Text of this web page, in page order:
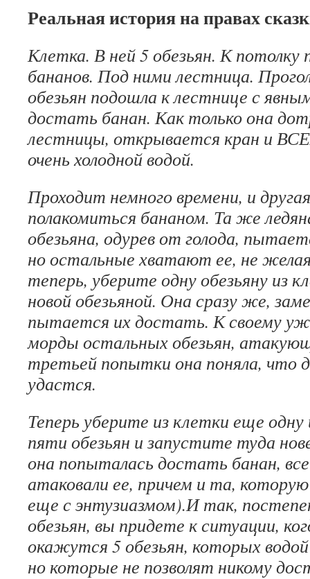
Реальная история на правах
Клетка. В ней 5 обезьян. К потолку
бананов. Под ними лестница.
обезьян подошла к лестнице с
достать банан. Как только она
лестницы, открывается кран и
очень холодной водой.
Проходит немного времени, и
полакомиться бананом. Та же
обезьяна, одурев от голода,
но остальные хватают ее, не
теперь, уберите одну обезьяну из
новой обезьяной. Она сразу же,
пытается их достать. К своему
морды остальных обезьян,
третьей попытки она поняла, что
удастся.
Теперь уберите из клетки еще одну
пяти обезьян и запустите туда
она попыталась достать банан,
атаковали ее, причем и та,
еще с энтузиазмом).И так,
обезьян, вы придете к ситуации,
окажутся 5 обезьян, которых
но которые не позволят никому